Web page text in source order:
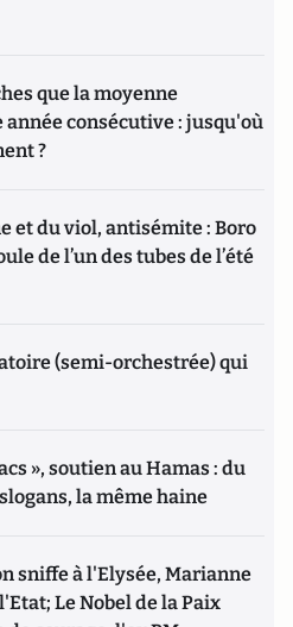
que la moyenne
consécutive : jusqu'où
?
et du viol, antisémite : Boro
de l’un des tubes de l’été
(semi-orchestrée) qui
», soutien au Hamas : du
la même haine
sniffe à l'Elysée, Marianne
Le Nobel de la Paix